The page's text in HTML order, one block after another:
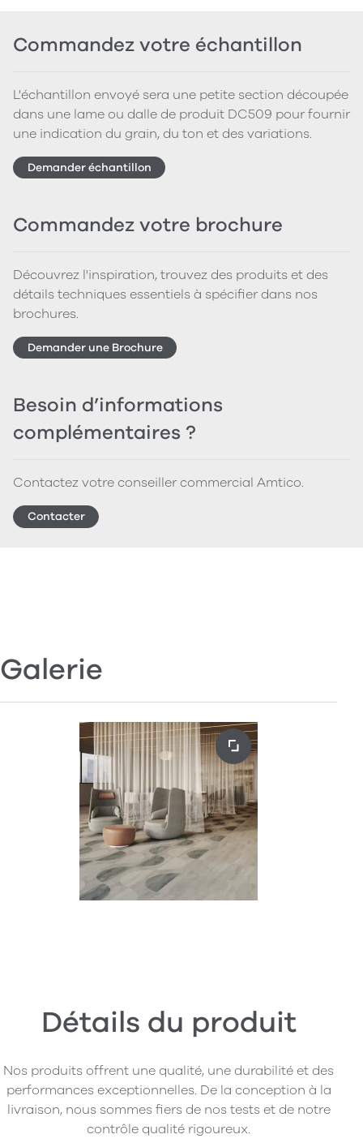
Commandez votre échantillon
L'échantillon envoyé sera une petite section découpée
dans une lame ou dalle de produit DC509 pour fournir
une indication du grain, du ton et des variations.
Demander échantillon
Commandez votre brochure
Découvrez l'inspiration, trouvez des produits et des
détails techniques essentiels à spécifier dans nos
brochures.
Demander une Brochure
Besoin d’informations
complémentaires ?
Contactez votre conseiller commercial Amtico.
Contacter
Galerie
Détails du produit
Nos produits offrent une qualité, une durabilité et des
performances exceptionnelles. De la conception à la
livraison, nous sommes fiers de nos tests et de notre
contrôle qualité rigoureux.